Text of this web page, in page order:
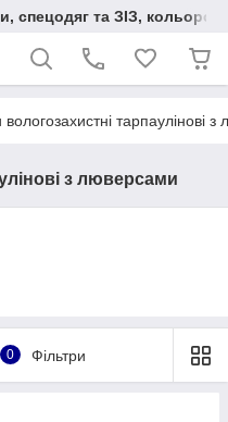
спецодяг та ЗІЗ,
вологозахистні тарпаулінові
з люверсами
0 Фільтри